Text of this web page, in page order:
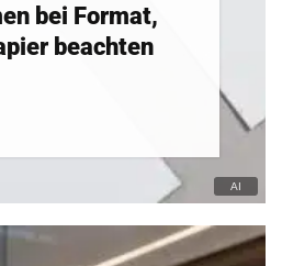
bei Format,
beachten